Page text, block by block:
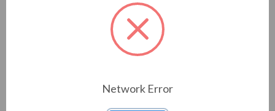
Accedi per vedere i prezzi
Network Error